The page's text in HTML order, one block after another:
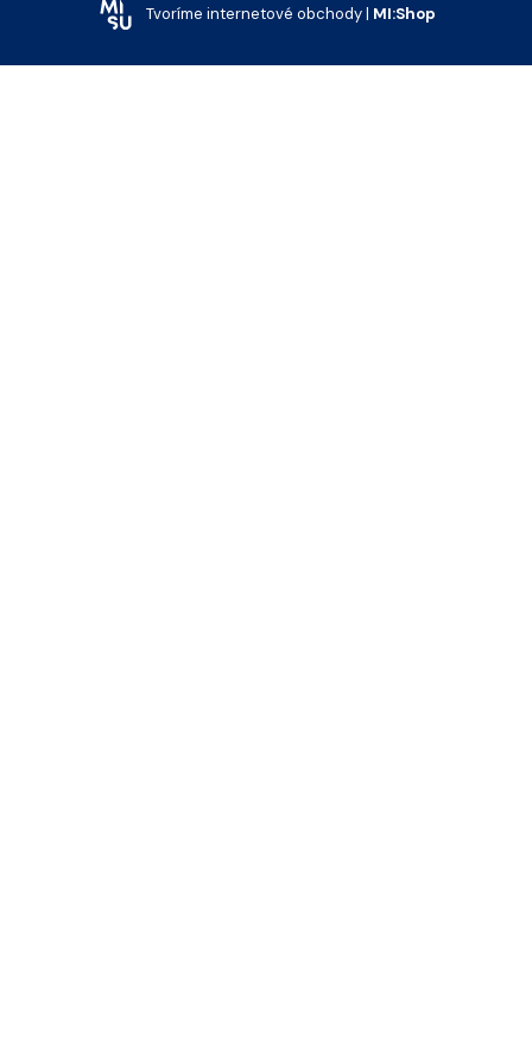
Tvoríme internetové obchody | MI:Shop